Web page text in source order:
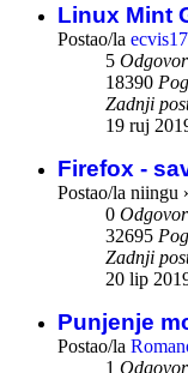
Linux Mint
Postao/la ecvis17
5
18390
Zadnji
19 ruj
Firefox -
Postao/la niingu
0
32695
Zadnji
20 lip
Punjenje
Postao/la
1